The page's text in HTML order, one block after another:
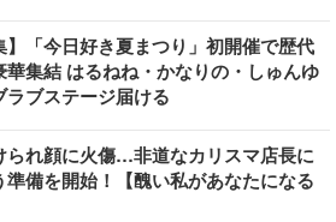
】「今日好き夏まつり」初開催で歴代
華集結 はるねね・かなりの・しゅんゆ
ラブステージ届ける
られ顔に火傷…非道なカリスマ店長に
準備を開始！【醜い私があなたになる